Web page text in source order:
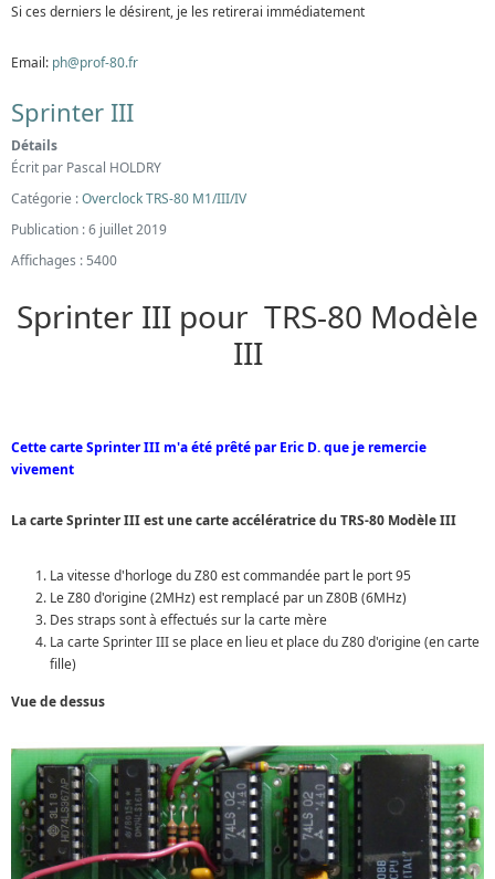
Si ces derniers le désirent, je les retirerai immédiatement
Email: ph@prof-80.fr
Sprinter III
Détails
Écrit par Pascal HOLDRY
Catégorie :Overclock TRS-80 M1/III/IV
Publication : 6 juillet 2019
Affichages : 5400
Sprinter III pour TRS-80 Modèle
III
Cette carte Sprinter III m'a été prêté par Eric D. que je remercie
vivement
La carte Sprinter III est une carte accélératrice du TRS-80 Modèle III
La vitesse d'horloge du Z80 est commandée part le port 95
Le Z80 d'origine (2MHz) est remplacé par un Z80B (6MHz)
Des straps sont à effectués sur la carte mère
La carte Sprinter III se place en lieu et place du Z80 d'origine (en carte
fille)
Vue de dessus